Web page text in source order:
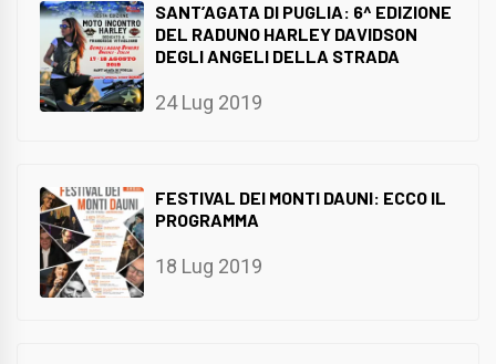
SANT’AGATA DI PUGLIA: 6^ EDIZIONE
DEL RADUNO HARLEY DAVIDSON
DEGLI ANGELI DELLA STRADA
24 Lug 2019
FESTIVAL DEI MONTI DAUNI: ECCO IL
PROGRAMMA
18 Lug 2019